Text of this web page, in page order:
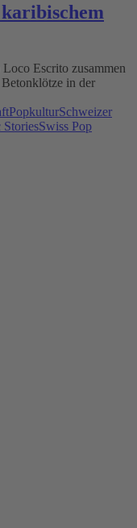
Escrito zusammen
in der
PopkulturSchweizer
Swiss Pop